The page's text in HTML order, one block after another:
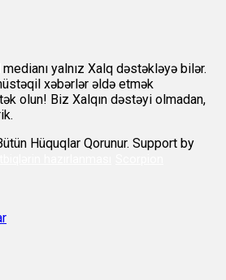
yalnız Xalq dəstəkləyə bilər.
xəbərlər əldə etmək
olun! Biz Xalqın dəstəyi olmadan,
Hüquqlar Qorunur. Support by